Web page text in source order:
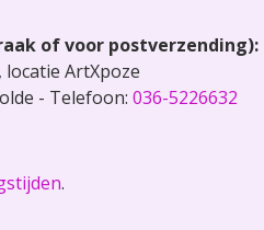
of voor postverzending):
ArtXpoze
- Telefoon: 036-5226632
.